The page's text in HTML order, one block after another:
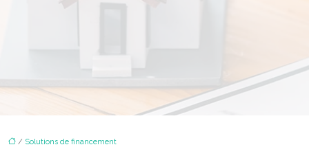
/ Solutions de financement